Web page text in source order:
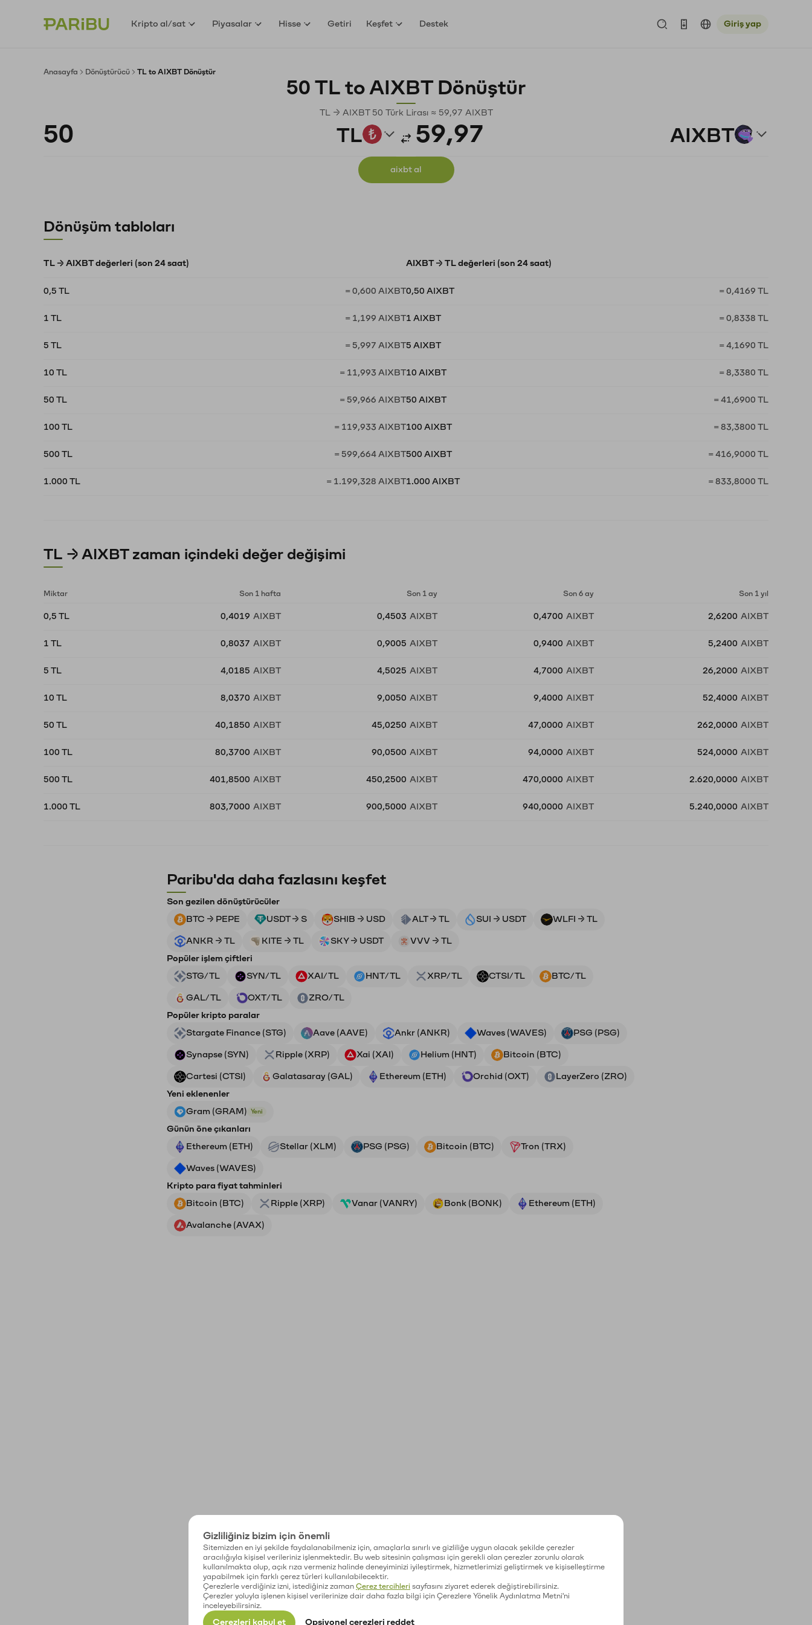
Kripto al/sat Piyasalar Hisse Getiri Keşfet Destek Giriş yap
Anasayfa Dönüştürücü TL to AIXBT Dönüştür
50 TL to AIXBT Dönüştür
TL → AIXBT 50 Türk Lirası ≈ 59,97 AIXBT
TL AIXBT
aixbt al
Dönüşüm tabloları
TL → AIXBT değerleri (son 24 saat)
0,5 TL = 0,600 AIXBT
1 TL = 1,199 AIXBT
5 TL = 5,997 AIXBT
10 TL = 11,993 AIXBT
50 TL = 59,966 AIXBT
100 TL = 119,933 AIXBT
500 TL = 599,664 AIXBT
1.000 TL = 1.199,328 AIXBT
AIXBT → TL değerleri (son 24 saat)
0,50 AIXBT = 0,4169 TL
1 AIXBT = 0,8338 TL
5 AIXBT = 4,1690 TL
10 AIXBT = 8,3380 TL
50 AIXBT = 41,6900 TL
100 AIXBT = 83,3800 TL
500 AIXBT = 416,9000 TL
1.000 AIXBT = 833,8000 TL
TL → AIXBT zaman içindeki değer değişimi
Miktar Son 1 hafta Son 1 ay Son 6 ay Son 1 yıl
0,5 TL 0,4019 AIXBT 0,4503 AIXBT 0,4700 AIXBT 2,6200 AIXBT
1 TL 0,8037 AIXBT 0,9005 AIXBT 0,9400 AIXBT 5,2400 AIXBT
5 TL 4,0185 AIXBT 4,5025 AIXBT 4,7000 AIXBT 26,2000 AIXBT
10 TL 8,0370 AIXBT 9,0050 AIXBT 9,4000 AIXBT 52,4000 AIXBT
50 TL 40,1850 AIXBT 45,0250 AIXBT 47,0000 AIXBT 262,0000 AIXBT
100 TL 80,3700 AIXBT 90,0500 AIXBT 94,0000 AIXBT 524,0000 AIXBT
500 TL 401,8500 AIXBT 450,2500 AIXBT 470,0000 AIXBT 2.620,0000 AIXBT
1.000 TL 803,7000 AIXBT 900,5000 AIXBT 940,0000 AIXBT 5.240,0000 AIXBT
Paribu'da daha fazlasını keşfet
Son gezilen dönüştürücüler
BTC → PEPE
USDT → S SHIB → USD ALT → TL SUI → USDT WLFI → TL
ANKR → TL KITE → TL SKY → USDT
VVV → TL
Popüler işlem çiftleri
STG/TL
SYN/TL XAI/TL HNT/TL XRP/TL CTSI/TL BTC/TL
GAL/TL OXT/TL
ZRO/TL
Popüler kripto paralar
Stargate Finance (STG)
Aave (AAVE) Ankr (ANKR) Waves (WAVES) PSG (PSG)
Synapse (SYN) Ripple (XRP) Xai (XAI) Helium (HNT) Bitcoin (BTC)
Cartesi (CTSI) Galatasaray (GAL) Ethereum (ETH) Orchid (OXT)
LayerZero (ZRO)
Yeni eklenenler
Gram (GRAM)
Yeni
Günün öne çıkanları
Ethereum (ETH)
Stellar (XLM) PSG (PSG) Bitcoin (BTC) Tron (TRX)
Waves (WAVES)
Kripto para fiyat tahminleri
Bitcoin (BTC)
Ripple (XRP) Vanar (VANRY) Bonk (BONK) Ethereum (ETH)
Avalanche (AVAX)
Gizliliğiniz bizim için önemli
Sitemizden en iyi şekilde faydalanabilmeniz için, amaçlarla sınırlı ve gizliliğe uygun olacak şekilde çerezler
aracılığıyla kişisel verileriniz işlenmektedir. Bu web sitesinin çalışması için gerekli olan çerezler zorunlu olarak
kullanılmakta olup, açık rıza vermeniz halinde deneyiminizi iyileştirmek, hizmetlerimizi geliştirmek ve kişiselleştirme
yapabilmek için farklı çerez türleri kullanılabilecektir.
Çerezlerle verdiğiniz izni, istediğiniz zaman Çerez tercihleri sayfasını ziyaret ederek değiştirebilirsiniz.
Çerezler yoluyla işlenen kişisel verilerinize dair daha fazla bilgi için Çerezlere Yönelik Aydınlatma Metni'ni
inceleyebilirsiniz.
Çerezleri kabul et Opsiyonel çerezleri reddet